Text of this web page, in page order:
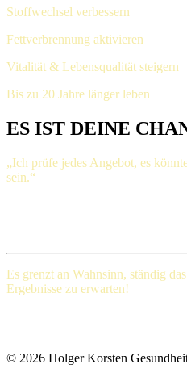
Stoffwechsel verbessern
Fettverbrennung aktivieren
Vitalität & Lebensqualität steigern
Bis zu 20 Jahre länger leben
ES IST DEINE
„Ich prüfe jedes Angebot, es
sein.“
Es grenzt an Wahnsinn, ständig
Ergebnisse zu erwarten!
© 2026 Holger Korsten